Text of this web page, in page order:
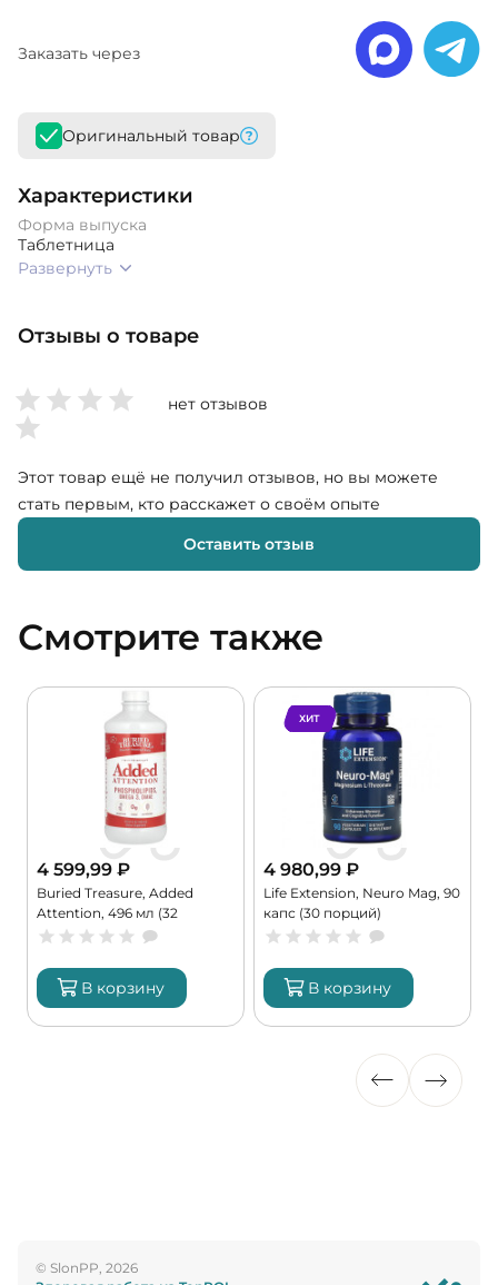
Заказать через
Оригинальный товар
Характеристики
Форма выпуска
Таблетница
Развернуть
Отзывы о товаре
нет отзывов
Этот товар ещё не получил отзывов, но вы можете
стать первым, кто расскажет о своём опыте
Оставить отзыв
Смотрите также
4 599,99 ₽
Buried Treasure, Added
Attention, 496 мл (32
порции)
В корзину
ХИТ
4 980,99 ₽
Life Extension, Neuro Mag, 90
капс (30 порций)
В корзину
© SlonPP, 2026